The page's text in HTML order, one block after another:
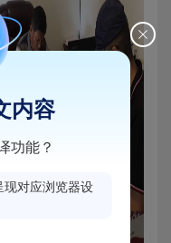
内容
功能？
现对应浏览器设